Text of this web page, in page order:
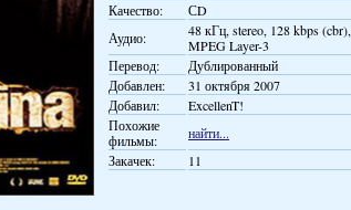
Качество:
СD
Аудио:
48 кГц, stereo, 128 kbps (cbr),
MPEG Layer-3
Перевод:
Дублированный
Добавлен:
31 октября 2007
Добавил:
ExcellenT!
Похожие
фильмы:
найти...
Закачек:
11